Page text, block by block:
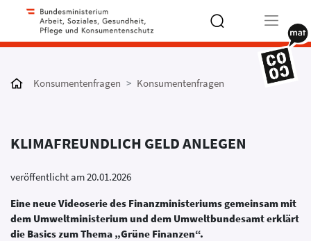
more
Konsumentenfragen Konsumentenfragen
KLIMAFREUNDLICH GELD ANLEGEN
veröffentlicht am 20.01.2026
Eine neue Videoserie des Finanzministeriums gemeinsam mit
dem Umweltministerium und dem Umweltbundesamt erklärt
die Basics zum Thema „Grüne Finanzen“.